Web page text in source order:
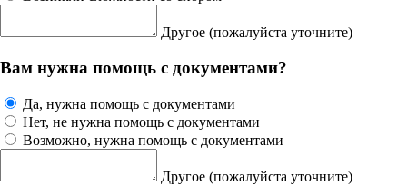
Другое (пожалуйста уточните)
Вам нужна помощь с документами?
Да, нужна помощь с документами
Нет, не нужна помощь с документами
Возможно, нужна помощь с документами
Другое (пожалуйста уточните)